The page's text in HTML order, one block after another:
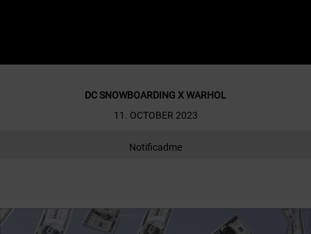
DC SNOWBOARDING X WARHOL
11. OCTOBER 2023
Notificadme